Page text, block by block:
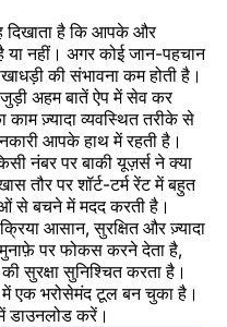
है कि आपके और
या नहीं। अगर कोई जान-पहचान
की संभावना कम होती है।
अहम बातें ऐप में सेव कर
ज़्यादा व्यवस्थित तरीके से
आपके हाथ में रहती है।
नंबर पर बाकी यूज़र्स ने क्या
तौर पर शॉर्ट-टर्म रेंट में बहुत
से बचने में मदद करती है।
आसान, सुरक्षित और ज़्यादा
पर फोकस करने देता है,
सुरक्षा सुनिश्चित करता है।
में एक भरोसेमंद टूल बन चुका है।
डाउनलोड करें।